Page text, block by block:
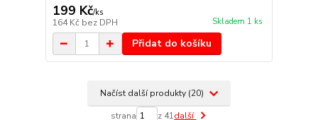
199 Kč/ks
164 Kč bez DPH Skladem 1 ks
Přidat do košíku
Načíst další produkty (20)
strana z 41další